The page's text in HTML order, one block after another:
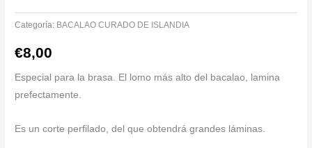
Categoría: BACALAO CURADO DE ISLANDIA
€8,00
Especial para la brasa. El lomo más alto del bacalao, lamina
prefectamente.
Es un corte perfilado, del que obtendrá grandes láminas.